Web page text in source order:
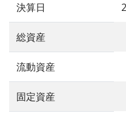
決算日
総資産
流動資産
固定資産